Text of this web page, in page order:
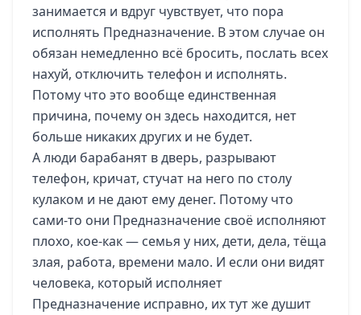
занимается и вдруг чувствует, что пора
исполнять Предназначение. В этом случае он
обязан немедленно всё бросить, послать всех
нахуй, отключить телефон и исполнять.
Потому что это вообще единственная
причина, почему он здесь находится, нет
больше никаких других и не будет.
А люди барабанят в дверь, разрывают
телефон, кричат, стучат на него по столу
кулаком и не дают ему денег. Потому что
сами-то они Предназначение своё исполняют
плохо, кое-как — семья у них, дети, дела, тёща
злая, работа, времени мало. И если они видят
человека, который исполняет
Предназначение исправно, их тут же душит